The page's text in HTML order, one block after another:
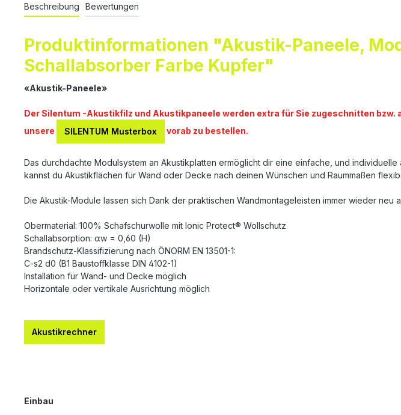
Beschreibung Bewertungen
Produktinformationen "Akustik-Paneele,
Schallabsorber Farbe Kupfer"
«Akustik-Paneele»
Der Silentum -Akustikfilz und Akustikpaneele werden extra für Sie zugeschnitten
unsere
SILENTUM Musterbox vorab zu bestellen.
Das durchdachte Modulsystem an Akustikplatten ermöglicht dir eine einfache, und
kannst du Akustikflächen für Wand oder Decke nach deinen Wünschen und Raummaßen
Die Akustik-Module lassen sich Dank der praktischen Wandmontageleisten immer wieder neu
Obermaterial: 100% Schafschurwolle mit Ionic Protect® Wollschutz
Schallabsorption: αw = 0,60 (H)
Brandschutz-Klassifizierung nach ÖNORM EN 13501-1:
C-s2 d0 (B1 Baustoffklasse DIN 4102-1)
Installation für Wand- und Decke möglich
Horizontale oder vertikale Ausrichtung möglich
Akustikrechner
Einbau